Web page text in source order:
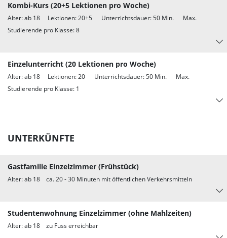
Kombi-Kurs (20+5 Lektionen pro Woche)
Alter: ab 18 Lektionen: 20+5 Unterrichtsdauer: 50 Min. Max.
Studierende pro Klasse: 8
Einzelunterricht (20 Lektionen pro Woche)
Alter: ab 18 Lektionen: 20 Unterrichtsdauer: 50 Min. Max.
Studierende pro Klasse: 1
UNTERKÜNFTE
Gastfamilie Einzelzimmer (Frühstück)
Alter: ab 18 ca. 20 - 30 Minuten mit öffentlichen Verkehrsmitteln
Studentenwohnung Einzelzimmer (ohne Mahlzeiten)
Alter: ab 18 zu Fuss erreichbar